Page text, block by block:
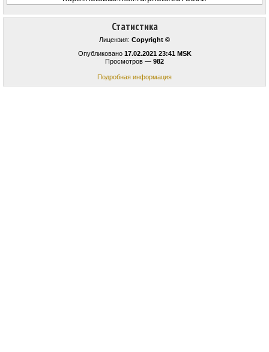
Статистика
Лицензия: Copyright ©
Опубликовано 17.02.2021 23:41 MSK
Просмотров — 982
Подробная информация